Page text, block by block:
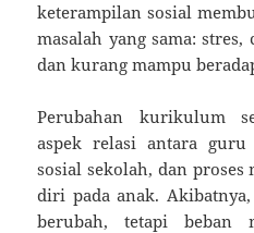
keterampilan sosial
masalah yang sama:
dan kurang mampu
Perubahan kurikulum
aspek relasi antara
sosial sekolah, dan proses
diri pada anak.
berubah, tetapi beban